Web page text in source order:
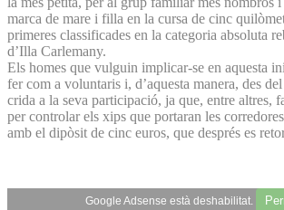
marca de mare i filla en la cursa de cinc
primeres classificades en la categoria absoluta
d’Illa Carlemany.
Els homes que vulguin implicar-se en aquesta
fer com a voluntaris i, d’aquesta manera, des
crida a la seva participació, ja que, entre altres,
per controlar els xips que portaran les
amb el dipòsit de cinc euros, que després es
Google Adsense està deshabilitat.